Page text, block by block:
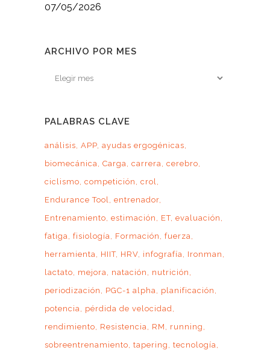
07/05/2026
ARCHIVO POR MES
Archivo
PALABRAS CLAVE
análisis APP ayudas ergogénicas
biomecánica
Carga carrera
cerebro
ciclismo competición
crol
Endurance Tool
entrenador
Entrenamiento estimación ET evaluación
fatiga
fisiología Formación
fuerza
herramienta
HIIT HRV infografía
Ironman
lactato
mejora natación
nutrición
periodización
PGC-1 alpha
planificación
potencia
pérdida de velocidad
rendimiento
Resistencia RM
running
sobreentrenamiento tapering
tecnología